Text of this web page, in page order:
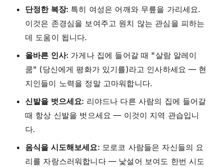
단정한 복장: 특히 여성은 어깨와 무릎을 가리세요.
이것은 존경심을 보여주고 원치 않는 관심을 피하는
데 도움이 됩니다.
올바른 인사: 가게나 집에 들어갈 때 "살람 알레이
쿰" (당신에게 평화가 있기를)라고 인사하세요 — 현
지인들이 노력을 정말 고마워합니다.
신발을 벗으세요: 리야드나 다른 사람의 집에 들어갈
때 항상 신발을 벗으세요 — 이것이 지역 관습입니
다.
음식을 시도해보세요: 모로코 사람들은 자신들의 요
리를 자랑스러워합니다 — 낯설어 보여도 한번 시도